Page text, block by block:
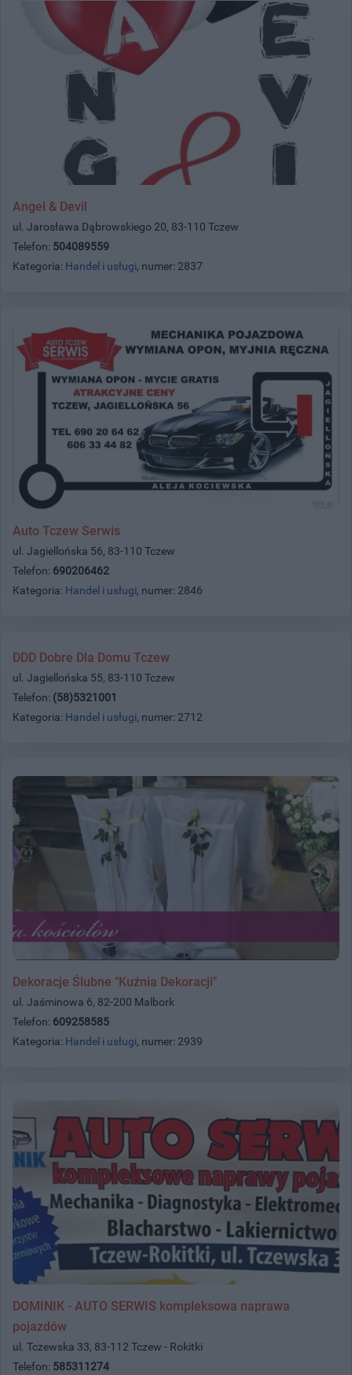
Angel & Devil
ul. Jarosława Dąbrowskiego 20, 83-110 Tczew
Telefon: 504089559
Kategoria: Handel i usługi, numer: 2837
Auto Tczew Serwis
ul. Jagiellońska 56, 83-110 Tczew
Telefon: 690206462
Kategoria: Handel i usługi, numer: 2846
DDD Dobre Dla Domu Tczew
ul. Jagiellońska 55, 83-110 Tczew
Telefon: (58)5321001
Kategoria: Handel i usługi, numer: 2712
Dekoracje Ślubne "Kuźnia Dekoracji"
ul. Jaśminowa 6, 82-200 Malbork
Telefon: 609258585
Kategoria: Handel i usługi, numer: 2939
DOMINIK - AUTO SERWIS kompleksowa naprawa
pojazdów
ul. Tczewska 33, 83-112 Tczew - Rokitki
Telefon: 585311274